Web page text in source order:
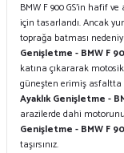
BMW F 900 GS'in hafif
için tasarlandı. Ancak
toprağa batması
Genişletme - BMW F
katına çıkararak
güneşten erimiş asfaltta
Ayaklık Genişletme -
arazilerde dahi
Genişletme - BMW F
taşırsınız.